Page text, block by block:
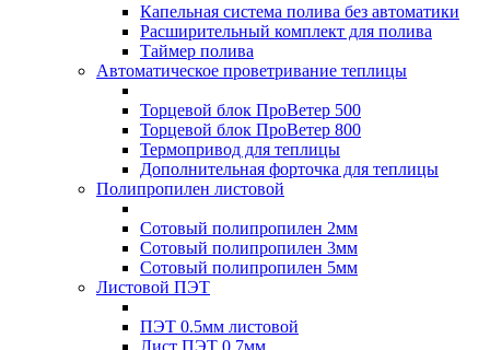
Капельная система полива без автоматики
Расширительный комплект для полива
Таймер полива
Автоматическое проветривание теплицы
Торцевой блок ПроВетер 500
Торцевой блок ПроВетер 800
Термопривод для теплицы
Дополнительная форточка для теплицы
Полипропилен листовой
Сотовый полипропилен 2мм
Сотовый полипропилен 3мм
Сотовый полипропилен 5мм
Листовой ПЭТ
ПЭТ 0.5мм листовой
Лист ПЭТ 0.7мм